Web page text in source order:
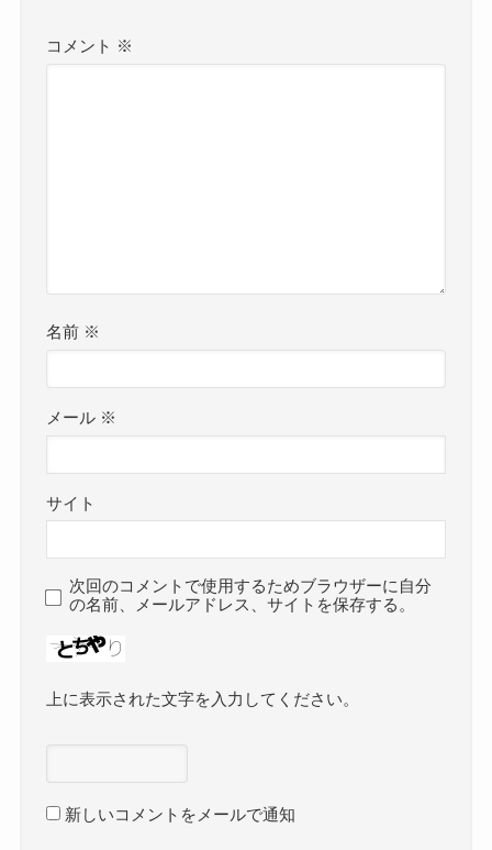
コメント ※
名前 ※
メール ※
サイト
次回のコメントで使用するためブラウザーに自分
の名前、メールアドレス、サイトを保存する。
上に表示された文字を入力してください。
新しいコメントをメールで通知